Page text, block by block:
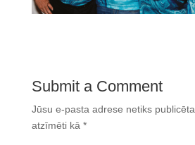
Submit a Comment
Jūsu e-pasta adrese netiks publicēta.
atzīmēti kā *